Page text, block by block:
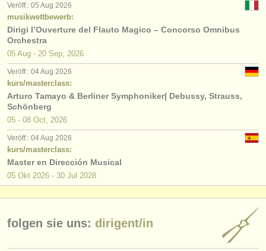
Veröff.: 05 Aug 2026
musikwettbewerb:
Dirigi l’Ouverture del Flauto Magico – Concorso Omnibus
Orchestra
05 Aug - 20 Sep, 2026
Veröff.: 04 Aug 2026
kurs/masterclass:
Arturo Tamayo & Berliner Symphoniker| Debussy, Strauss,
Schönberg
05 - 08 Oct, 2026
Veröff.: 04 Aug 2026
kurs/masterclass:
Master en Dirección Musical
05 Okt 2026 - 30 Jul 2028
folgen sie uns: dirigent/in